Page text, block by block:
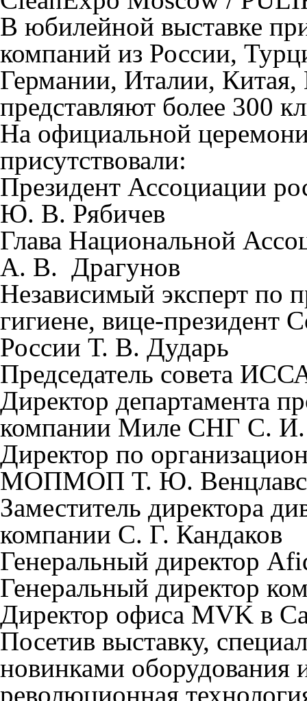
В юбилейной выставке
компаний из России,
Германии, Италии, Китая,
представляют более 300
На официальной
присутствовали:
Президент Ассоциации
Ю. В. Рябичев
Глава Национальной
А. В. Драгунов
Независимый эксперт по
гигиене, вице-президент
России Т. В. Дударь
Председатель совета
Директор департамента
компании Миле СНГ С. И.
Директор по
МОПМОП Т. Ю.
Заместитель директора
компании С. Г. Кандаков
Генеральный директор
Генеральный директор
Директор офиса MVK в
Посетив выставку,
новинками оборудования
революционная